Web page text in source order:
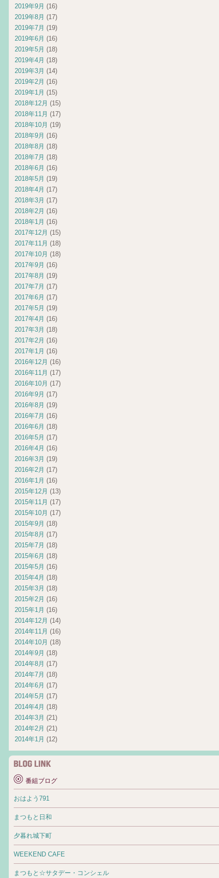
2019年9月 (16)
2019年8月 (17)
2019年7月 (19)
2019年6月 (16)
2019年5月 (18)
2019年4月 (18)
2019年3月 (14)
2019年2月 (16)
2019年1月 (15)
2018年12月 (15)
2018年11月 (17)
2018年10月 (19)
2018年9月 (16)
2018年8月 (18)
2018年7月 (18)
2018年6月 (16)
2018年5月 (19)
2018年4月 (17)
2018年3月 (17)
2018年2月 (16)
2018年1月 (16)
2017年12月 (15)
2017年11月 (18)
2017年10月 (18)
2017年9月 (16)
2017年8月 (19)
2017年7月 (17)
2017年6月 (17)
2017年5月 (19)
2017年4月 (16)
2017年3月 (18)
2017年2月 (16)
2017年1月 (16)
2016年12月 (16)
2016年11月 (17)
2016年10月 (17)
2016年9月 (17)
2016年8月 (19)
2016年7月 (16)
2016年6月 (18)
2016年5月 (17)
2016年4月 (16)
2016年3月 (19)
2016年2月 (17)
2016年1月 (16)
2015年12月 (13)
2015年11月 (17)
2015年10月 (17)
2015年9月 (18)
2015年8月 (17)
2015年7月 (18)
2015年6月 (18)
2015年5月 (16)
2015年4月 (18)
2015年3月 (18)
2015年2月 (16)
2015年1月 (16)
2014年12月 (14)
2014年11月 (16)
2014年10月 (18)
2014年9月 (18)
2014年8月 (17)
2014年7月 (18)
2014年6月 (17)
2014年5月 (17)
2014年4月 (18)
2014年3月 (21)
2014年2月 (21)
2014年1月 (12)
番組ブログ
おはよう791
まつもと日和
夕暮れ城下町
WEEKEND CAFE
まつもと☆サタデー・コンシェル